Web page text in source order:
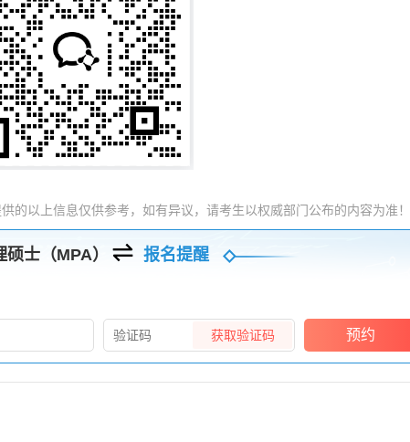
的以上信息仅供参考，如有异议，请考生以权威部门公布的内容为准！
士（MPA） 报名提醒
获取验证码 预约